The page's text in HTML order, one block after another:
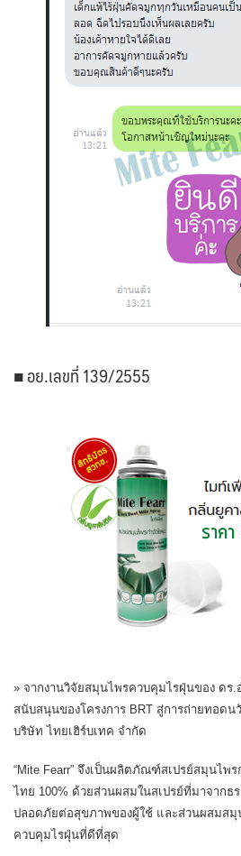
■ อย.เลขที่ 139/2555
» จากงานวิจัยสมุนไพรควบคุมไรฝุ่นของ ดร
สนับสนุนของโครงการ BRT สู่การถ่ายทอด
บริษัท ไทยเฮิร์บเทค จำกัด
“Mite Fearr” จึงเป็นผลิตภัณฑ์สเปรย์สมุนไ
ไทย 100% ด้วยส่วนผสมในสเปรย์ที่มาจากธ
ปลอดภัยต่อสุขภาพของผู้ใช้ และส่วนผสมสมุ
ควบคุมไรฝุ่นที่ดีที่สุด